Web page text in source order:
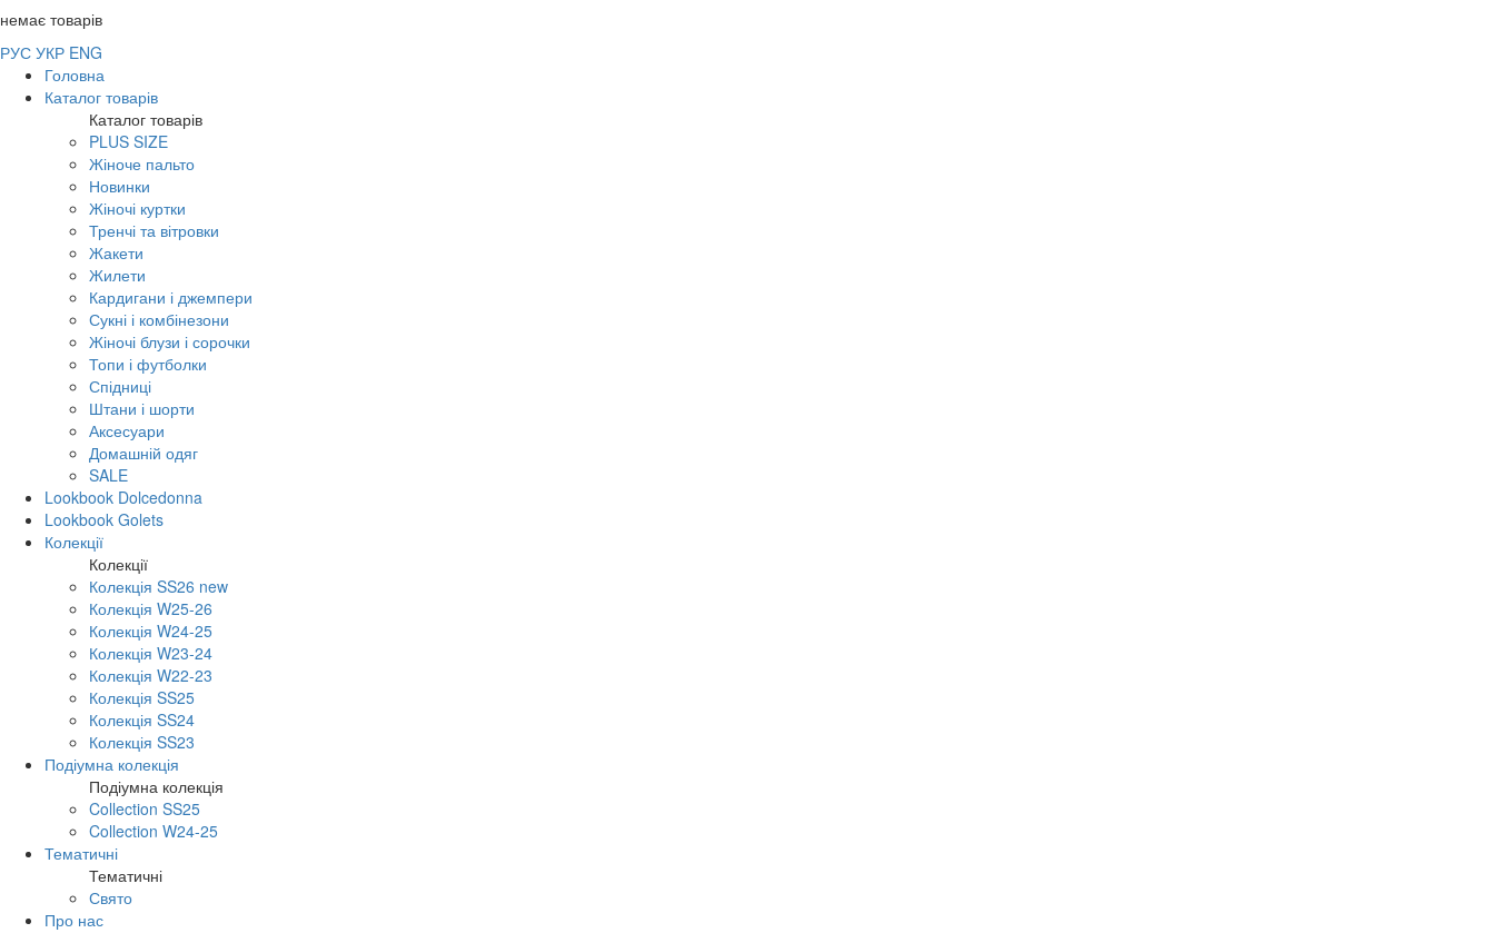
немає товарів
РУС УКР ENG
Головна
Каталог товарів
Каталог товарів
PLUS SIZE
Жіноче пальто
Новинки
Жіночі куртки
Тренчі та вітровки
Жакети
Жилети
Кардигани і джемпери
Сукні і комбінезони
Жіночі блузи і сорочки
Топи і футболки
Спідниці
Штани і шорти
Аксесуари
Домашній одяг
SALE
Lookbook Dolcedonna
Lookbook Golets
Колекції
Колекції
Колекція SS26 new
Колекція W25-26
Колекція W24-25
Колекція W23-24
Колекція W22-23
Колекція SS25
Колекція SS24
Колекція SS23
Подіумна колекція
Подіумна колекція
Collection SS25
Collection W24-25
Тематичні
Тематичні
Свято
Про нас